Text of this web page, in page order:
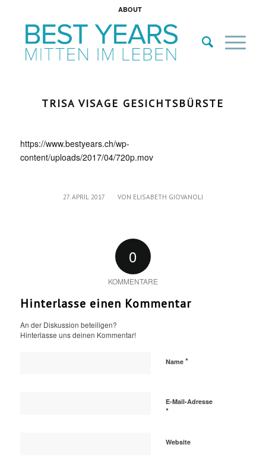
ABOUT
TRISA VISAGE GESICHTSBÜRSTE
https://www.bestyears.ch/wp-
content/uploads/2017/04/720p.mov
27. APRIL 2017
/ VON ELISABETH GIOVANOLI
0
KOMMENTARE
Hinterlasse einen Kommentar
An der Diskussion beteiligen?
Hinterlasse uns deinen Kommentar!
Name *
E-Mail-Adresse
*
Website